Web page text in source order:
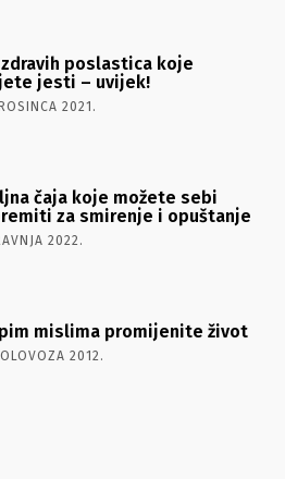
poslastica koje
jesti – uvijek!
2021.
čaja koje možete sebi
za smirenje i opuštanje
2022.
mislima promijenite život
2012.